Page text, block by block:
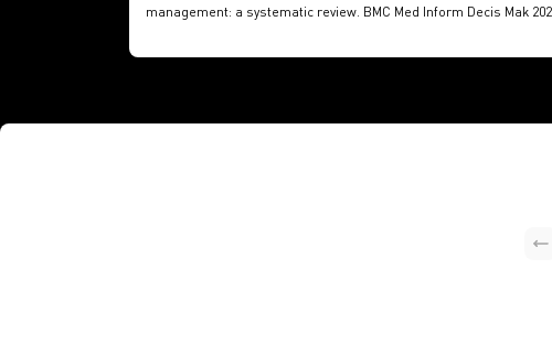
management: a systematic review. BMC Med Inform Decis Mak